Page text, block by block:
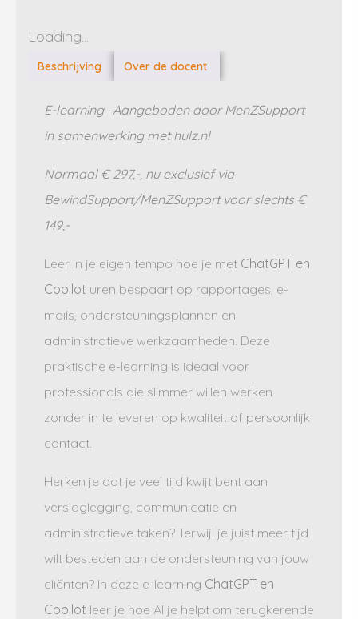
Loading...
Beschrijving Over de docent
E-learning · Aangeboden door MenZSupport
in samenwerking met hulz.nl
Normaal € 297,-, nu exclusief via
BewindSupport/MenZSupport voor slechts €
149,-
Leer in je eigen tempo hoe je met ChatGPT en
Copilot uren bespaart op rapportages, e-
mails, ondersteuningsplannen en
administratieve werkzaamheden. Deze
praktische e-learning is ideaal voor
professionals die slimmer willen werken
zonder in te leveren op kwaliteit of persoonlijk
contact.
Herken je dat je veel tijd kwijt bent aan
verslaglegging, communicatie en
administratieve taken? Terwijl je juist meer tijd
wilt besteden aan de ondersteuning van jouw
cliënten? In deze e-learning ChatGPT en
Copilot leer je hoe AI je helpt om terugkerende